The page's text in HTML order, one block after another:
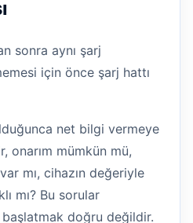
sonra aynı şarj
için önce şarj hattı
net bilgi vermeye
onarım mümkün mü,
mı, cihazın değeriyle
mı? Bu sorular
doğru değildir.